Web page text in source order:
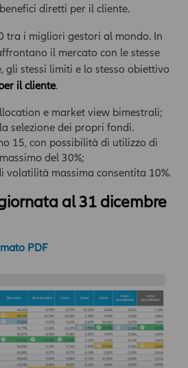
diretti per il cliente.
tra i migliori gestori al mondo. In
il mercato con le stesse
gli stessi limiti e lo stesso obiettivo
il cliente.
e market view bimestrali;
selezione dei propri fondi.
15, con possibilità di utilizzo di
del 30%;
volatilità massima consentita 10%.
al 31 dicembre
PDF